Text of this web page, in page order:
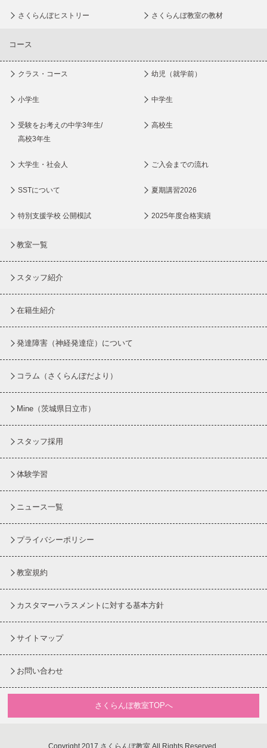
さくらんぼヒストリー さくらんぼ教室の教材
コース
クラス・コース 幼児（就学前）
小学生 中学生
受験をお考えの中学3年生/
高校3年生
高校生
大学生・社会人 ご入会までの流れ
SSTについて 夏期講習2026
特別支援学校 公開模試 2025年度合格実績
教室一覧
スタッフ紹介
在籍生紹介
発達障害（神経発達症）について
コラム （さくらんぼだより）
Mine（茨城県日立市）
スタッフ採用
体験学習
ニュース一覧
プライバシーポリシー
教室規約
カスタマーハラスメントに対する基本方針
サイトマップ
お問い合わせ
さくらんぼ教室TOPへ
Copyright 2017 さくらんぼ教室 All Rights Reserved